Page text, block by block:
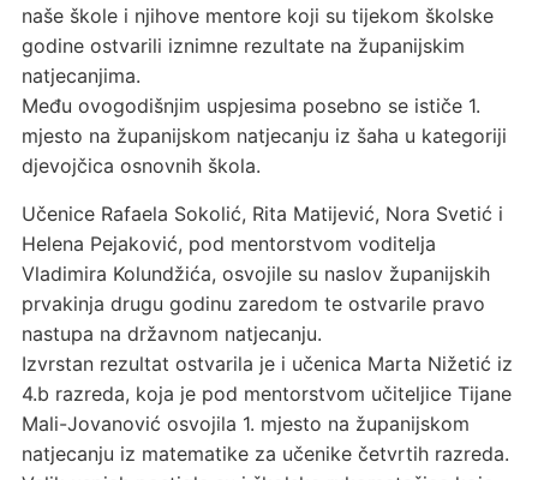
naše škole i njihove mentore koji su tijekom školske
godine ostvarili iznimne rezultate na županijskim
natjecanjima.
Među ovogodišnjim uspjesima posebno se ističe 1.
mjesto na županijskom natjecanju iz šaha u kategoriji
djevojčica osnovnih škola.
Učenice Rafaela Sokolić, Rita Matijević, Nora Svetić i
Helena Pejaković, pod mentorstvom voditelja
Vladimira Kolundžića, osvojile su naslov županijskih
prvakinja drugu godinu zaredom te ostvarile pravo
nastupa na državnom natjecanju.
Izvrstan rezultat ostvarila je i učenica Marta Nižetić iz
4.b razreda, koja je pod mentorstvom učiteljice Tijane
Mali-Jovanović osvojila 1. mjesto na županijskom
natjecanju iz matematike za učenike četvrtih razreda.